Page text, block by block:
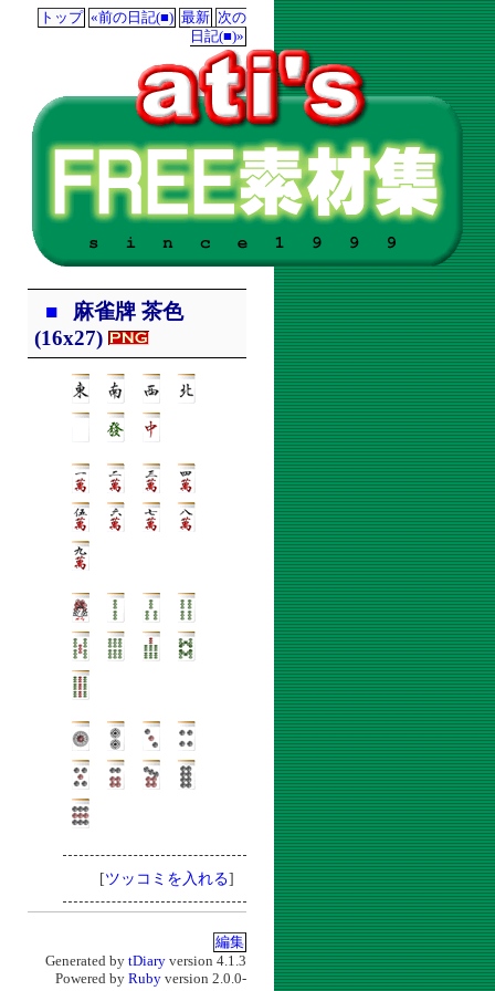
トップ «前の日記(■) 最新 次の
日記(■)»
■
麻雀牌 茶色
(16x27)
[ツッコミを入れる]
編集
Generated by tDiary version 4.1.3
Powered by Ruby version 2.0.0-